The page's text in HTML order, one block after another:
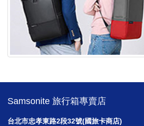
Samsonite 旅行箱專賣店
台北市忠孝東路2段32號(國旅卡商店)